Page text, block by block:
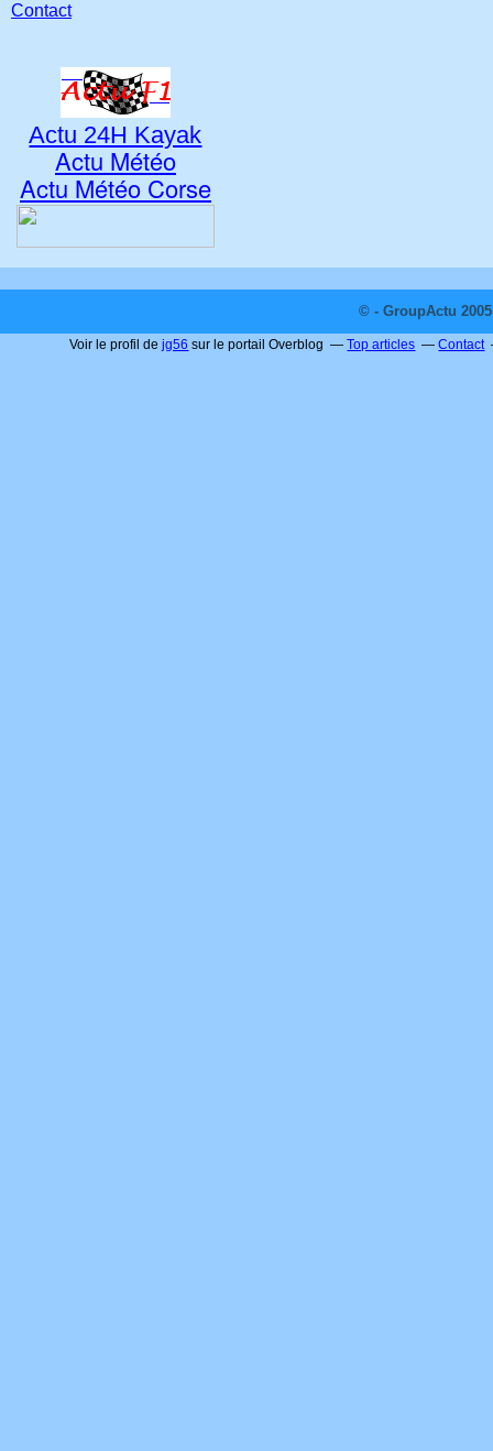
Contact
Actu 24H Kayak
Actu Météo
Actu Météo Corse
© - GroupActu
Voir le profil dejg56 sur le portail Overblog Top articles Contact